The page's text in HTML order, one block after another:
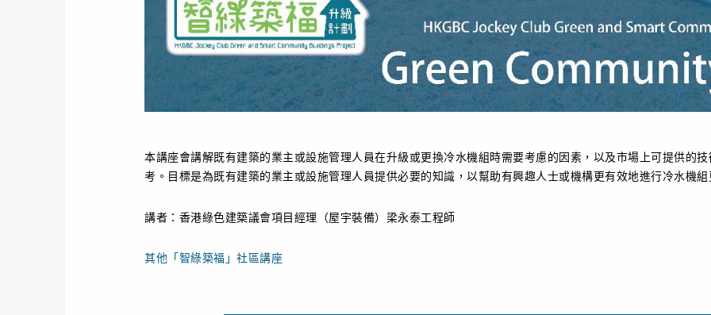
本講座會講解既有建築的業主或設施管理人員在升級或更換冷水機組時需要考慮的因素，以及市場上可提供的技
考。目標是為既有建築的業主或設施管理人員提供必要的知識， 以幫助有興趣人士或機構更有效地進行冷水機
講者：香港綠色建築議會項目經理（屋宇裝備）梁永泰工程師
其他「智綠築福」社區講座